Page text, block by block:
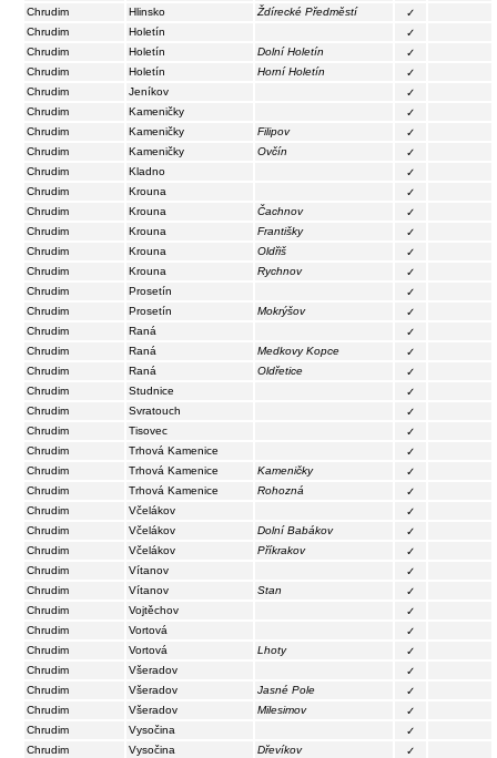
Chrudim
Hlinsko Ždírecké Předměstí
✓
Chrudim
Holetín
✓
Chrudim
Holetín Dolní Holetín
✓
Chrudim
Holetín Horní Holetín
✓
Chrudim
Jeníkov
✓
Chrudim
Kameničky
✓
Chrudim
Kameničky Filipov
✓
Chrudim
Kameničky Ovčín
✓
Chrudim
Kladno
✓
Chrudim
Krouna
✓
Chrudim
Krouna Čachnov
✓
Chrudim
Krouna Františky
✓
Chrudim
Krouna Oldřiš
✓
Chrudim
Krouna Rychnov
✓
Chrudim
Prosetín
✓
Chrudim
Prosetín Mokrýšov
✓
Chrudim
Raná
✓
Chrudim
Raná Medkovy Kopce
✓
Chrudim
Raná Oldřetice
✓
Chrudim
Studnice
✓
Chrudim
Svratouch
✓
Chrudim
Tisovec
✓
Chrudim
Trhová Kamenice
✓
Chrudim
Trhová Kamenice Kameničky
✓
Chrudim
Trhová Kamenice Rohozná
✓
Chrudim
Včelákov
✓
Chrudim
Včelákov Dolní Babákov
✓
Chrudim
Včelákov Příkrakov
✓
Chrudim
Vítanov
✓
Chrudim
Vítanov Stan
✓
Chrudim
Vojtěchov
✓
Chrudim
Vortová
✓
Chrudim
Vortová Lhoty
✓
Chrudim
Všeradov
✓
Chrudim
Všeradov Jasné Pole
✓
Chrudim
Všeradov Milesimov
✓
Chrudim
Vysočina
✓
Chrudim
Vysočina Dřevíkov
✓